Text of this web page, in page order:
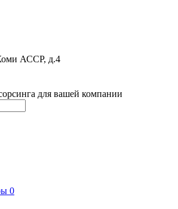
АССР, д.4
для вашей компании
0